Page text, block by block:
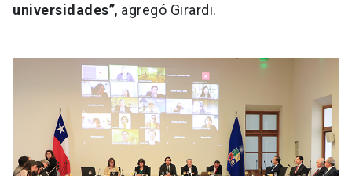
universidades”, agregó Girardi.